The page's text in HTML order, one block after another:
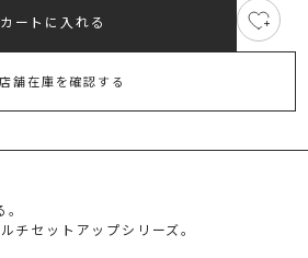
ポイント
MS PASSPORTポイント
カートに入れる
店舗在庫を確認する
チセットアップシリーズ。